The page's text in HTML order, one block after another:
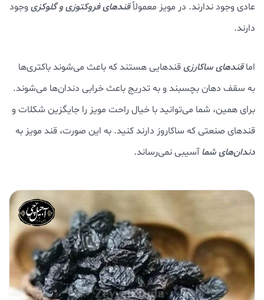
عادی وجود ندارند. در مویز معمولاًقندهای فروکتوزی و گلوکزی وجود
دارند.
اماقندهای ساکارزیقندهایی هستند که باعث می‌شوند باکتری‌ها
به سقف دهان بچسبند و به تدریج باعث خرابی دندان‌ها می‌شوند.
برای همین، شما می‌توانید با خیال راحت مویز را جایگزین شکلات و
قندهای صنعتی که ساکاروز دارند کنید. به این صورت، قند مویز به
دندان‌های شماآسیبی نمی‌رساند.